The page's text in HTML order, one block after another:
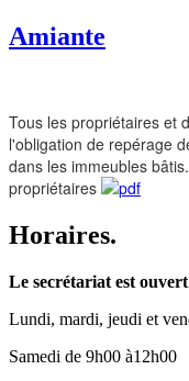
Amiante
Tous les propriétaires et
l'obligation de repérage
dans les immeubles
propriétaires
Horaires.
Le secrétariat est
Lundi, mardi, jeudi et
Samedi de 9h00 à12h00